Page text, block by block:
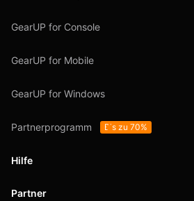
GearUP for Console
GearUP for Mobile
GearUP for Windows
Partnerprogramm Bis zu 70%
Hilfe
Support
Partner